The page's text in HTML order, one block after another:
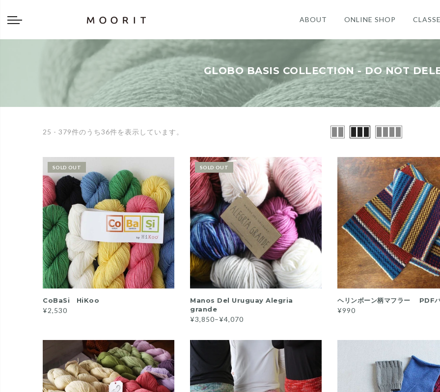
編み物はじめて教室：かぎ針編
ABOUT ONLINE SHOP
GLOBO BASIS COLLECTION - DO NOT
25 - 379件のうち36件を表示しています。
SOLD OUT
READ MORE
CoBaSi HiKoo
¥2,530
SOLD OUT
READ MORE
Manos Del Uruguay Alegria
grande
¥3,850–¥4,070
カートに入れる
ヘリンボーン柄マフラー PDF
¥990